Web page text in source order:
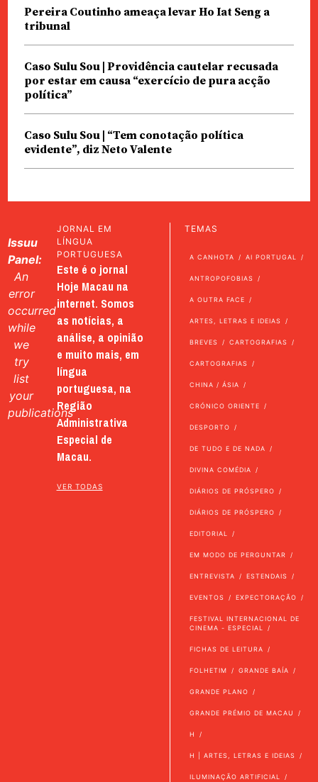
Pereira Coutinho ameaça levar Ho Iat Seng a
tribunal
Caso Sulu Sou | Providência cautelar recusada
por estar em causa “exercício de pura acção
política”
Caso Sulu Sou | “Tem conotação política
evidente”, diz Neto Valente
Issuu
Panel:
An
error
occurred
while
we
try
list
your
publications
JORNAL EM
LÍNGUA
PORTUGUESA
Este é o jornal
Hoje Macau na
internet. Somos
as notícias, a
análise, a opinião
e muito mais, em
língua
portuguesa, na
Região
Administrativa
Especial de
Macau.
VER TODAS
TEMAS
A CANHOTA AI PORTUGAL
ANTROPOFOBIAS
A OUTRA FACE
ARTES, LETRAS E IDEIAS
BREVES CARTOGRAFIAS
CARTOGRAFIAS
CHINA / ÁSIA
CRÓNICO ORIENTE
DESPORTO
DE TUDO E DE NADA
DIVINA COMÉDIA
DIÁRIOS DE PRÓSPERO
DIÁRIOS DE PRÓSPERO
EDITORIAL
EM MODO DE PERGUNTAR
ENTREVISTA ESTENDAIS
EVENTOS EXPECTORAÇÃO
FESTIVAL INTERNACIONAL DE
CINEMA - ESPECIAL
FICHAS DE LEITURA
FOLHETIM GRANDE BAÍA
GRANDE PLANO
GRANDE PRÉMIO DE MACAU
H
H | ARTES, LETRAS E IDEIAS
ILUMINAÇÃO ARTIFICIAL